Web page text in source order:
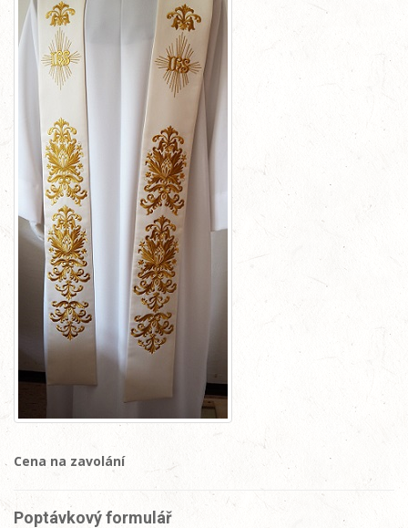
Cena na zavolání
Poptávkový formulář